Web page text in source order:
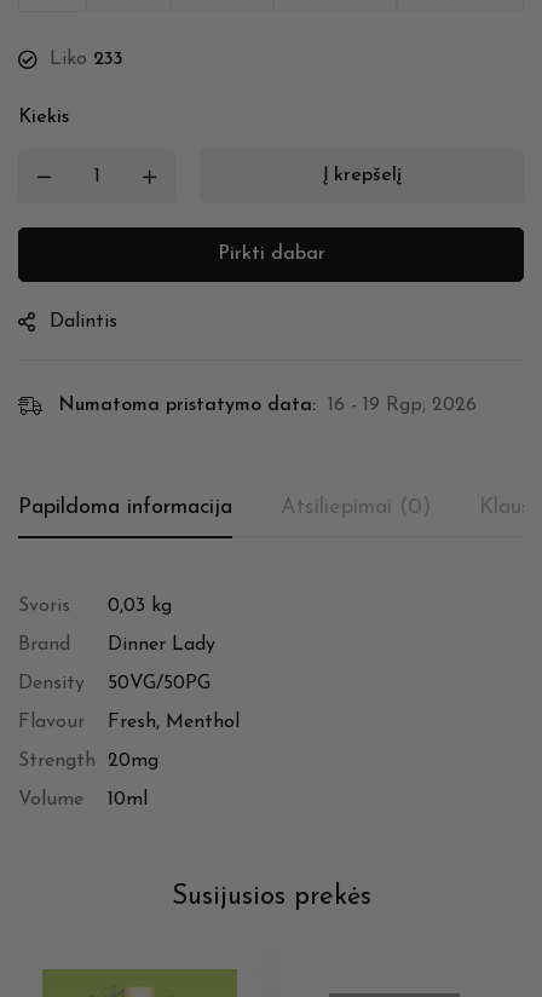
Liko 233
Kiekis
Į krepšelį
Pirkti dabar
Dalintis
Numatoma pristatymo data: 16 - 19 Rgp, 2026
Papildoma informacija Atsiliepimai (0)
Svoris
0,03 kg
Brand
Dinner Lady
Density
50VG/50PG
Flavour
Fresh, Menthol
Strength
20mg
Volume
10ml
Susijusios prekės